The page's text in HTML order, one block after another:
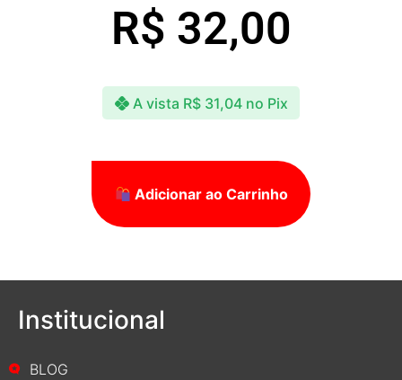
R$ 32,00
A vista R$31,04 no Pix
Adicionar ao Carrinho
Institucional
BLOG